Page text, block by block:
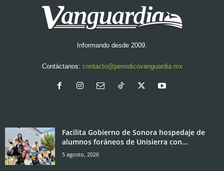
Informando desde 2009.
Contáctanos: contacto@periodicovanguardia.mx
Facilita Gobierno de Sonora hospedaje de
alumnos foráneos de Unisierra con...
5 agosto, 2026